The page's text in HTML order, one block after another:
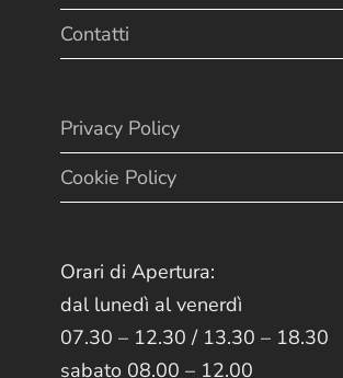
Contatti
Privacy Policy
Cookie Policy
Orari di Apertura:
dal lunedì al venerdì
07.30 – 12.30 / 13.30 – 18.30
sabato 08.00 – 12.00